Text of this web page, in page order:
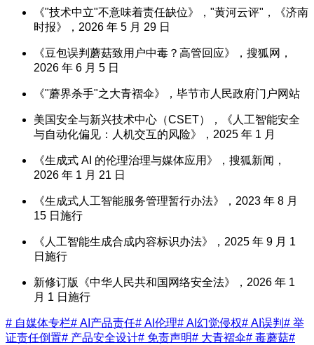
《"技术中立"不意味着责任缺位》，"黄河云评"，《济南
时报》，2026 年 5 月 29 日
《豆包误判蘑菇致用户中毒？高管回应》，搜狐网，
2026 年 6 月 5 日
《"蘑界杀手"之大青褶伞》，毕节市人民政府门户网站
美国安全与新兴技术中心（CSET），《人工智能安全
与自动化偏见：人机交互的风险》，2025 年 1 月
《生成式 AI 的伦理治理与媒体应用》，搜狐新闻，
2026 年 1 月 21 日
《生成式人工智能服务管理暂行办法》，2023 年 8 月
15 日施行
《人工智能生成合成内容标识办法》，2025 年 9 月 1
日施行
新修订版《中华人民共和国网络安全法》，2026 年 1
月 1 日施行
# 自媒体专栏# AI产品责任# AI伦理# AI幻觉侵权# AI误判 # 举
证责任倒置# 产品安全设计# 免责声明# 大青褶伞# 毒蘑菇#